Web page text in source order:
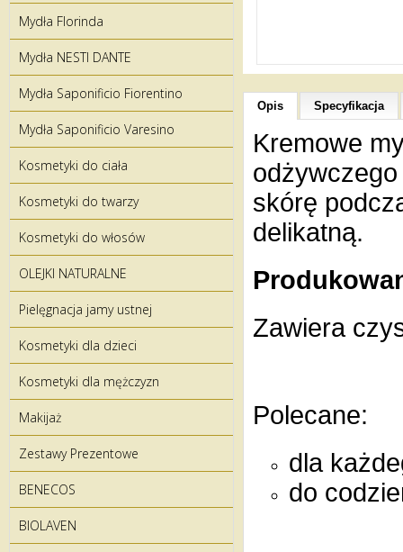
Mydła Florinda
Mydła NESTI DANTE
Mydła Saponificio Fiorentino
Mydła Saponificio Varesino
Kosmetyki do ciała
Kosmetyki do twarzy
Kosmetyki do włosów
OLEJKI NATURALNE
Pielęgnacja jamy ustnej
Kosmetyki dla dzieci
Kosmetyki dla mężczyzn
Makijaż
Zestawy Prezentowe
BENECOS
BIOLAVEN
Opis Specyfikacja
Kremowe
skórę
delikatną.
Zawiera
Polecane:
dla
do